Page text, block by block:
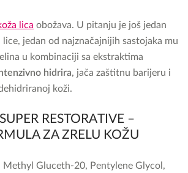
lica obožava. U pitanju je još jedan
jedan od najznačajnijih sastojaka mu
u kombinaciji sa ekstraktima
hidrira, jača zaštitnu barijeru i
koži.
RESTORATIVE –
ZA ZRELU KOŽU
Methyl Gluceth-20, Pentylene Glycol,